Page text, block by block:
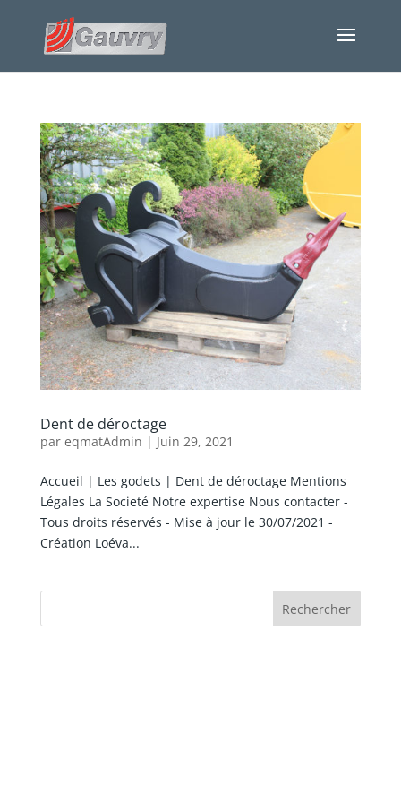
Dent de déroctage
par eqmatAdmin | Juin 29, 2021
Accueil | Les godets | Dent de déroctage Mentions
Légales La Societé Notre expertise Nous contacter -
Tous droits réservés - Mise à jour le 30/07/2021 -
Création Loéva...